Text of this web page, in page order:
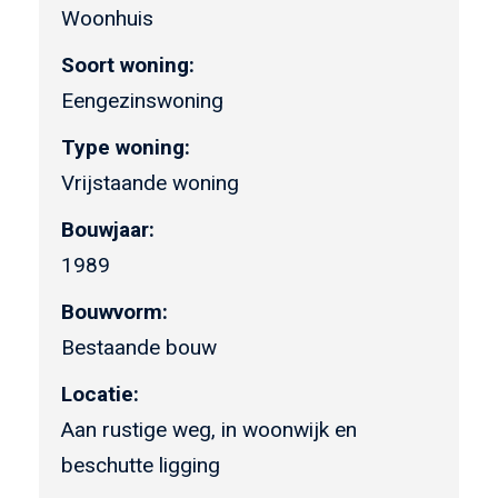
Woonhuis
Soort woning:
Eengezinswoning
Type woning:
Vrijstaande woning
Bouwjaar:
1989
Bouwvorm:
Bestaande bouw
Locatie:
Aan rustige weg, in woonwijk en
beschutte ligging